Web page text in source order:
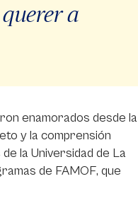
a
enamorados desde la
y la comprensión
la Universidad de La
de FAMOF, que